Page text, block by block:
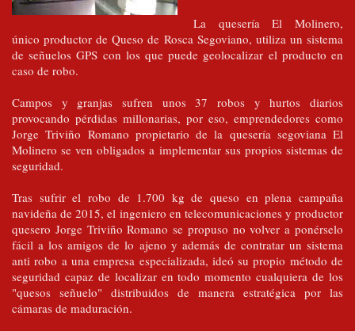
La quesería El Molinero,
único productor de Queso de Rosca Segoviano, utiliza un sistema
de señuelos GPS con los que puede geolocalizar el producto en
caso de robo.
Campos y granjas sufren unos 37 robos y hurtos diarios
provocando pérdidas millonarias, por eso, emprendedores como
Jorge Triviño Romano propietario de la quesería segoviana El
Molinero se ven obligados a implementar sus propios sistemas de
seguridad.
Tras sufrir el robo de 1.700 kg de queso en plena campaña
navideña de 2015, el ingeniero en telecomunicaciones y productor
quesero Jorge Triviño Romano se propuso no volver a ponérselo
fácil a los amigos de lo ajeno y además de contratar un sistema
anti robo a una empresa especializada, ideó su propio método de
seguridad capaz de localizar en todo momento cualquiera de los
"quesos señuelo" distribuidos de manera estratégica por las
cámaras de maduración.